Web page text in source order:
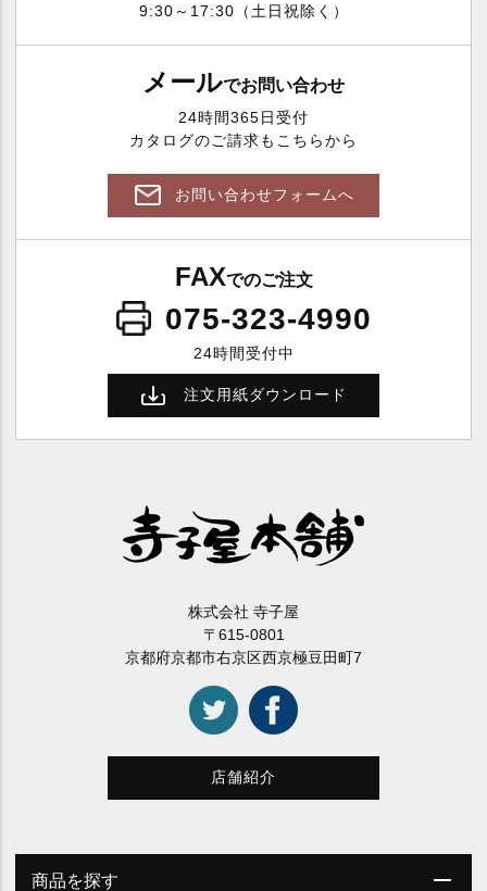
9:30～17:30（土日祝除く）
メールでお問い合わせ
24時間365日受付
カタログのご請求もこちらから
お問い合わせフォームへ
FAXでのご注文
075-323-4990
24時間受付中
注文用紙ダウンロード
株式会社 寺子屋
〒615-0801
京都府京都市右京区西京極豆田町7
店舗紹介
商品を探す